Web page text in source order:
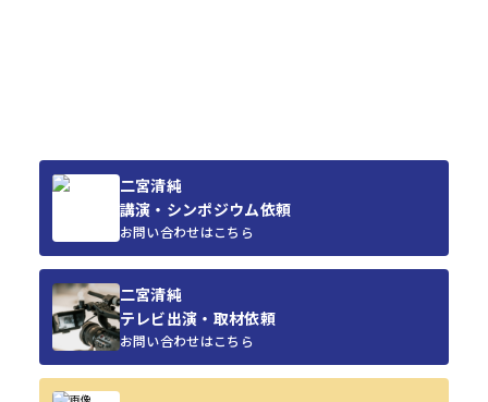
二宮清純
講演・シンポジウム依頼
お問い合わせはこちら
二宮清純
テレビ出演・取材依頼
お問い合わせはこちら